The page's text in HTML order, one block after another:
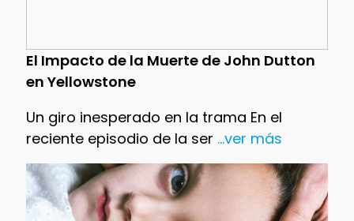
El Impacto de la Muerte de John Dutton
en Yellowstone
Un giro inesperado en la trama En el
reciente episodio de la ser ...ver más